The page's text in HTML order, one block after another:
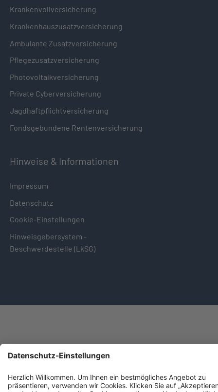
Krankenvollversicherung
Krankenhauszusatzversicherung
Ambulante Zusatzversicherung
Pflegezusatzversicherung
Photovoltaikversicherung
Private Cyberversicherung
Jagdhaftpflichtversicherung
Fondsgebundene Rentenversicherung
Hinweise & Informationen
Impressum
Datenschutz
Cookie-Einstellungen
Hinweisgebersystem -
Beschwerdestelle (LkSG)